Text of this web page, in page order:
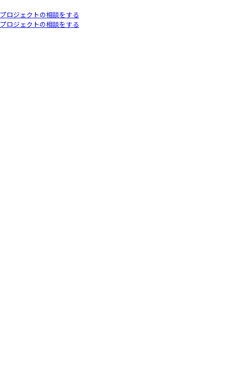
プロジェクトの相談をする
プロジェクトの相談をする